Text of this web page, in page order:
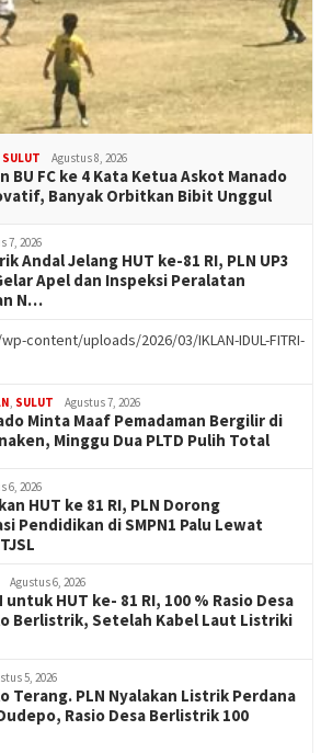
SULUT Agustus 8, 2026
BU FC ke 4 Kata Ketua Askot Manado
Banyak Orbitkan Bibit Unggul
7, 2026
Andal Jelang HUT ke-81 RI, PLN UP3
Apel dan Inspeksi Peralatan
N…
content/uploads/2026/03/IKLAN-IDUL-FITRI-
, SULUT Agustus 7, 2026
Minta Maaf Pemadaman Bergilir di
Minggu Dua PLTD Pulih Total
6, 2026
HUT ke 81 RI, PLN Dorong
Pendidikan di SMPN1 Palu Lewat
Agustus 6, 2026
untuk HUT ke- 81 RI, 100 % Rasio Desa
Berlistrik, Setelah Kabel Laut Listriki
5, 2026
Terang. PLN Nyalakan Listrik Perdana
Rasio Desa Berlistrik 100